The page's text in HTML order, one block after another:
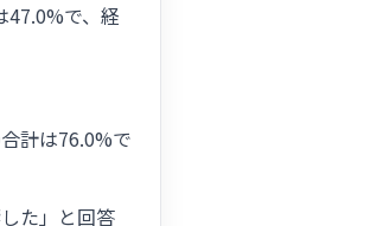
47.0%で、経
計は76.0%で
た」と回答